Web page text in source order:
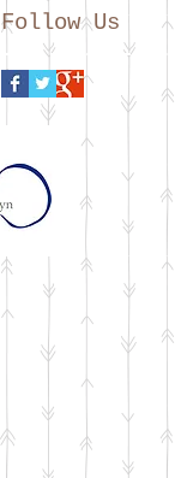
Follow Us